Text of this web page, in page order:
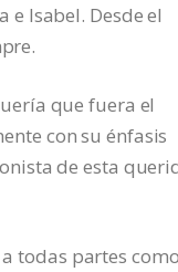
Isabel. Desde el
que fuera el
con su énfasis
de esta
todas partes